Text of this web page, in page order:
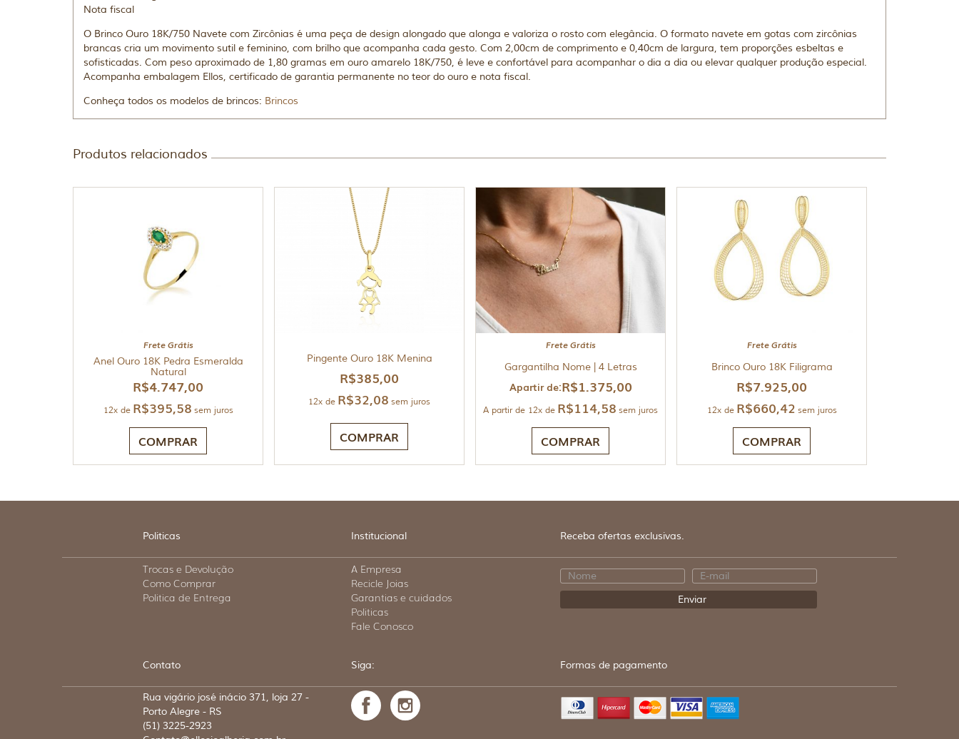
Nota fiscal
O Brinco Ouro 18K/750 Navete com Zircônias é uma peça de design alongado que alonga e valoriza o rosto com elegância. O formato navete em gotas com zircônias
brancas cria um movimento sutil e feminino, com brilho que acompanha cada gesto. Com 2,00cm de comprimento e 0,40cm de largura, tem proporções esbeltas e
sofisticadas. Com peso aproximado de 1,80 gramas em ouro amarelo 18K/750, é leve e confortável para acompanhar o dia a dia ou elevar qualquer produção especial.
Acompanha embalagem Ellos, certificado de garantia permanente no teor do ouro e nota fiscal.
Conheça todos os modelos de brincos: Brincos
Produtos relacionados
Frete Grátis
Anel Ouro 18K Pedra Esmeralda
Natural
R$4.747,00
12x de R$395,58 sem juros
COMPRAR
Pingente Ouro 18K Menina
R$385,00
12x de R$32,08 sem juros
COMPRAR
Frete Grátis
Gargantilha Nome | 4 Letras
Apartir de:R$1.375,00
A partir de 12x de R$114,58 sem juros
COMPRAR
Frete Grátis
Brinco Ouro 18K Filigrama
R$7.925,00
12x de R$660,42 sem juros
COMPRAR
Politicas Institucional Receba ofertas exclusivas.
Trocas e Devolução
Como Comprar
Politica de Entrega
A Empresa
Recicle Joias
Garantias e cuidados
Politicas
Fale Conosco
Contato Siga: Formas de pagamento
Rua vigário josé inácio 371, loja 27 -
Porto Alegre - RS
(51) 3225-2923